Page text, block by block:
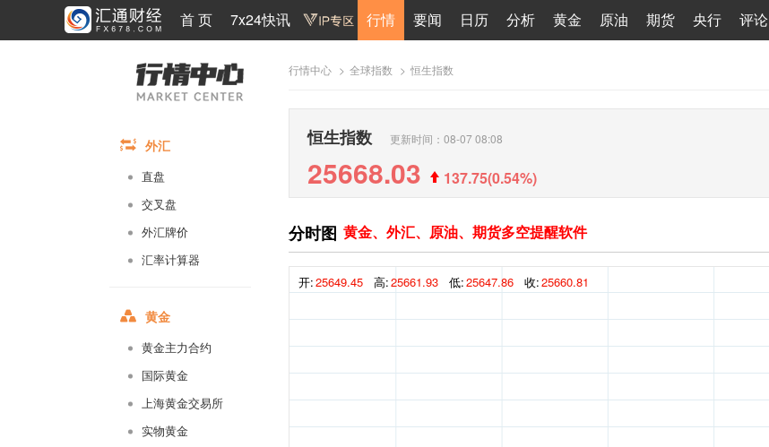
首 页 7x24快讯 行情 要闻 日历 分析 黄金 原油 期货 央行 评论
外汇
直盘
交叉盘
外汇牌价
汇率计算器
黄金
黄金主力合约
国际黄金
上海黄金交易所
实物黄金
行情中心 > 全球指数 > 恒生指数
恒生指数 更新时间：08-07 08:08
25668.03 137.75(0.54%)
分时图 黄金、外汇、原油、期货多空提醒软件
开:25649.45 高:25661.93 低:25647.86 收:25660.81